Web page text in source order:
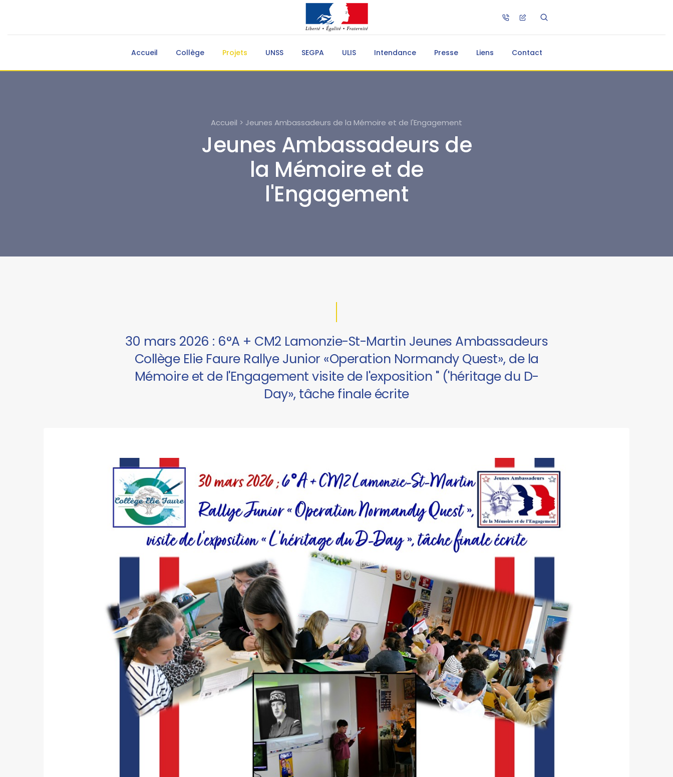
Accueil Collège Projets UNSS SEGPA ULIS Intendance Presse Liens Contact
Accueil > Jeunes Ambassadeurs de la Mémoire et de l'Engagement
Jeunes Ambassadeurs de
la Mémoire et de
l'Engagement
30 mars 2026 : 6°A + CM2 Lamonzie-St-Martin Jeunes Ambassadeurs
Collège Elie Faure Rallye Junior «Operation Normandy Quest», de la
Mémoire et de l'Engagement visite de l'exposition " ('héritage du D-
Day», tâche finale écrite